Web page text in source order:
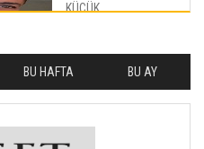
KÜÇÜK
İLHAN YILMAZ
SOFRADA AYRIMCILIK
BU HAFTA BU AY